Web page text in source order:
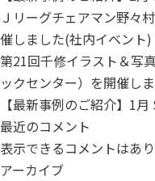
Ｊリーグチェアマン野々
催しました(社内イベント)
第21回千修イラスト＆写
ックセンター）を開催し
【最新事例のご紹介】1
最近のコメント
表示できるコメントはあり
アーカイブ